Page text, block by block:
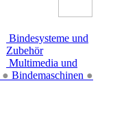
Bindesysteme und
Zubehör
● Bindemaschinen ●
Multimedia und